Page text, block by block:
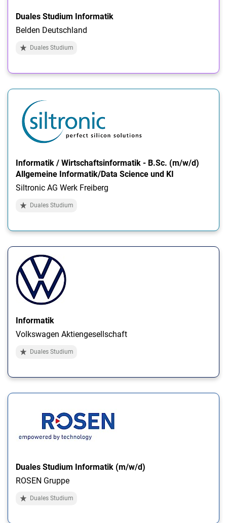
Duales Studium Informatik
Belden Deutschland
Duales Studium
Informatik / Wirtschaftsinformatik - B.Sc. (m/w/d)
Allgemeine Informatik/Data Science und KI
Siltronic AG Werk Freiberg
Duales Studium
Informatik
Volkswagen Aktiengesellschaft
Duales Studium
Duales Studium Informatik (m/w/d)
ROSEN Gruppe
Duales Studium